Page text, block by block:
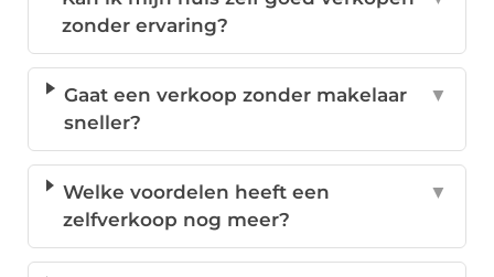
zonder ervaring?
Gaat een verkoop zonder makelaar
sneller?
▼
Welke voordelen heeft een
zelfverkoop nog meer?
▼